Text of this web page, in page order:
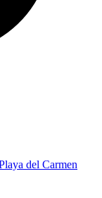
del Carmen